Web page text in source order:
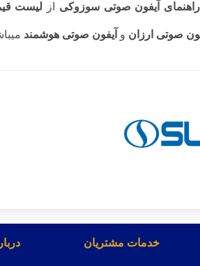
آیفون صوتی سوزوکی از لیست
صوتی ارزان و آیفون صوتی هوشمند
خدمات مشتریان